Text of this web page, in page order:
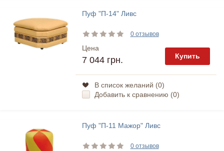
Пуф "П-14" Ливс
0 отзывов
Цена
7 044 грн. Купить
В список желаний (0)
Добавить к сравнению (0)
Пуф "П-11 Мажор" Ливс
0 отзывов